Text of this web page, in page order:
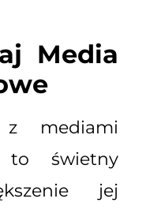
Media
z mediami
to świetny
jej